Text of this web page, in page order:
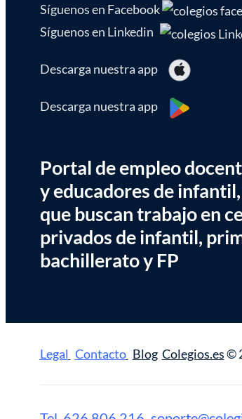
Síguenos en Facebook
Síguenos en Linkedin
Descarga nuestra app
Descarga nuestra app
Portal de empleo
y educadores de
que buscan trabajo en
privados de infantil,
bachillerato y FP
Legal Contacto Blog Colegios.es©